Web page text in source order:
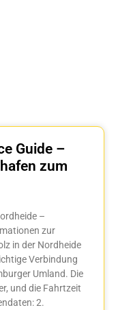
Guide –
zum
–
zur
in der Nordheide
Verbindung
Umland. Die
und die Fahrtzeit
2.